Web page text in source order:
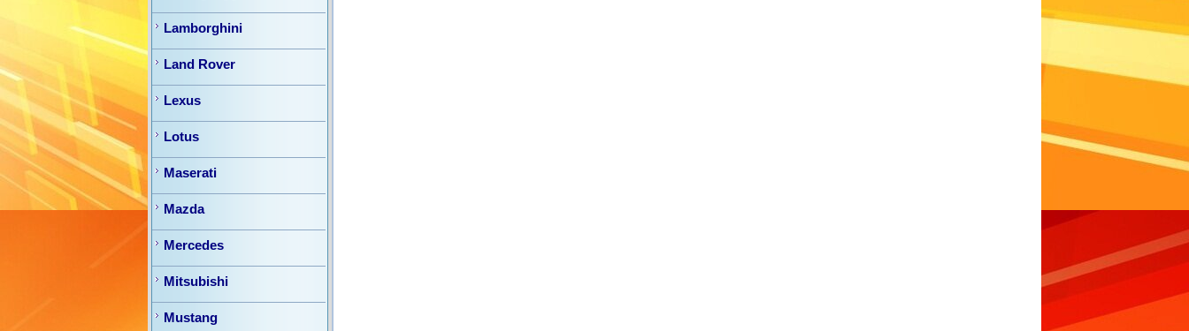
Lamborghini
Land Rover
Lexus
Lotus
Maserati
Mazda
Mercedes
Mitsubishi
Mustang